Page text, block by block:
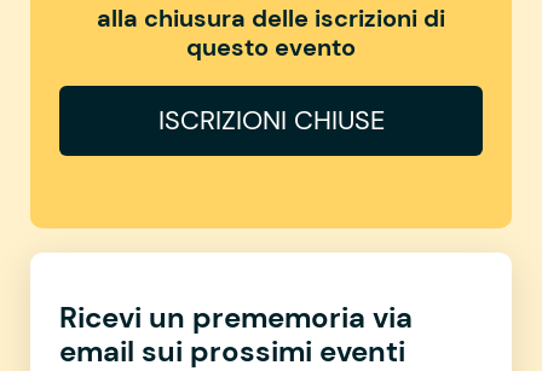
alla chiusura delle iscrizioni di
questo evento
ISCRIZIONI CHIUSE
Ricevi un prememoria via
email sui prossimi eventi